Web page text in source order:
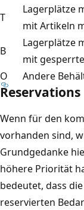
T
Lagerplätze
mit Artikeln
B
Lagerplätze
mit
O
Andere
Reservations
Wenn für den
vorhanden sind,
Grundgedanke
höhere Priorität
bedeutet, dass
reservierten